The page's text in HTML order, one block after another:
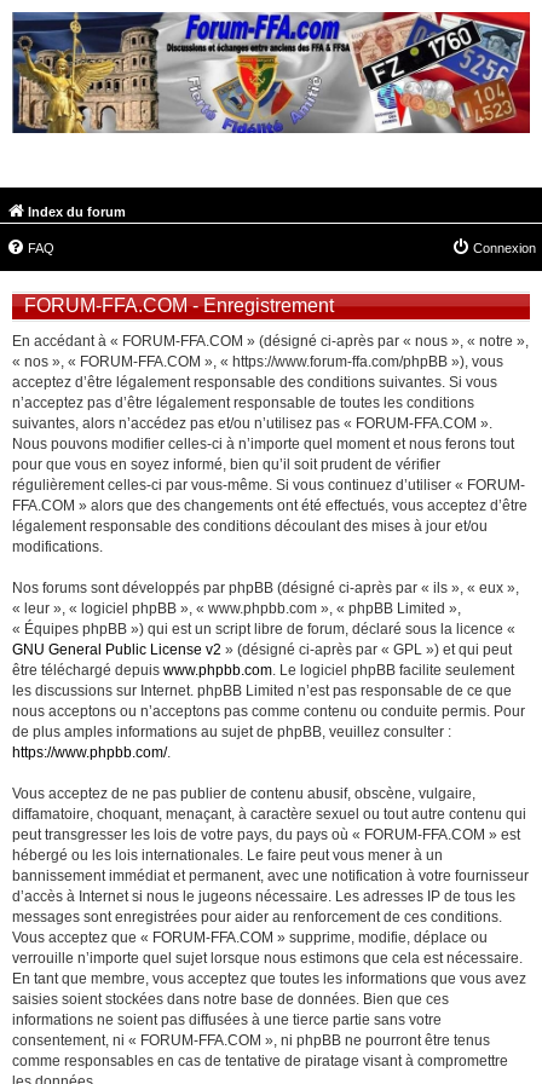
Index du forum
FAQ Connexion
FORUM-FFA.COM - Enregistrement
En accédant à « FORUM-FFA.COM » (désigné ci-après par « nous », « notre »,
« nos », « FORUM-FFA.COM », « https://www.forum-ffa.com/phpBB »), vous
acceptez d’être légalement responsable des conditions suivantes. Si vous
n’acceptez pas d’être légalement responsable de toutes les conditions
suivantes, alors n’accédez pas et/ou n’utilisez pas « FORUM-FFA.COM ».
Nous pouvons modifier celles-ci à n’importe quel moment et nous ferons tout
pour que vous en soyez informé, bien qu’il soit prudent de vérifier
régulièrement celles-ci par vous-même. Si vous continuez d’utiliser « FORUM-
FFA.COM » alors que des changements ont été effectués, vous acceptez d’être
légalement responsable des conditions découlant des mises à jour et/ou
modifications.
Nos forums sont développés par phpBB (désigné ci-après par « ils », « eux »,
« leur », « logiciel phpBB », « www.phpbb.com », « phpBB Limited »,
« Équipes phpBB ») qui est un script libre de forum, déclaré sous la licence «
GNU General Public License v2 » (désigné ci-après par « GPL ») et qui peut
être téléchargé depuis www.phpbb.com . Le logiciel phpBB facilite seulement
les discussions sur Internet. phpBB Limited n’est pas responsable de ce que
nous acceptons ou n’acceptons pas comme contenu ou conduite permis. Pour
de plus amples informations au sujet de phpBB, veuillez consulter :
https://www.phpbb.com/.
Vous acceptez de ne pas publier de contenu abusif, obscène, vulgaire,
diffamatoire, choquant, menaçant, à caractère sexuel ou tout autre contenu qui
peut transgresser les lois de votre pays, du pays où « FORUM-FFA.COM » est
hébergé ou les lois internationales. Le faire peut vous mener à un
bannissement immédiat et permanent, avec une notification à votre fournisseur
d’accès à Internet si nous le jugeons nécessaire. Les adresses IP de tous les
messages sont enregistrées pour aider au renforcement de ces conditions.
Vous acceptez que « FORUM-FFA.COM » supprime, modifie, déplace ou
verrouille n’importe quel sujet lorsque nous estimons que cela est nécessaire.
En tant que membre, vous acceptez que toutes les informations que vous avez
saisies soient stockées dans notre base de données. Bien que ces
informations ne soient pas diffusées à une tierce partie sans votre
consentement, ni « FORUM-FFA.COM », ni phpBB ne pourront être tenus
comme responsables en cas de tentative de piratage visant à compromettre